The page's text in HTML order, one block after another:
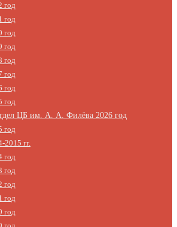
год
год
год
год
год
год
год
год
ЦБ им. А. А. Филёва 2026 год
год
2015 гг.
год
год
год
год
год